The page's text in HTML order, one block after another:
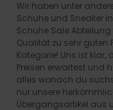
Wir haben unter
Schuhe und Sneaker
Schuhe Sale
Qualität zu sehr guten
Kategorie! Uns ist
Preisen erwartest und
alles wonach du
nur unsere
Übergangsartikel aus